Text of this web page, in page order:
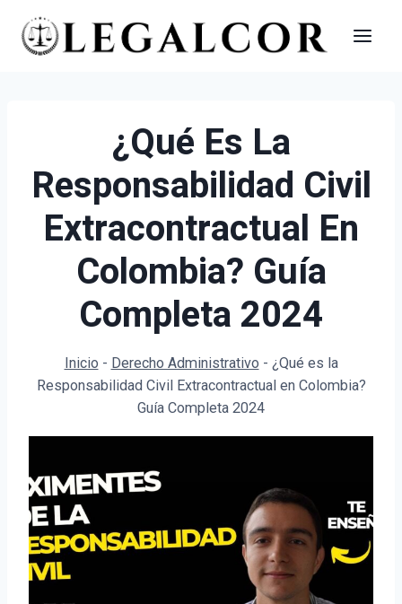
Saltar
¿Qué Es La
Responsabilidad Civil
Extracontractual En
Colombia? Guía
Completa 2024
Inicio - Derecho Administrativo - ¿Qué es la
Responsabilidad Civil Extracontractual en Colombia?
Guía Completa 2024